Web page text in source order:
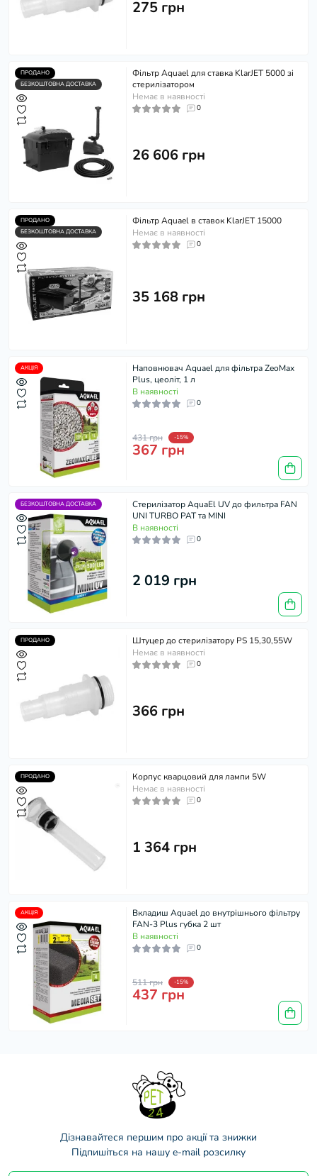
275 грн
ПРОДАНО
БЕЗКОШТОВНА ДОСТАВКА
Фільтр Aquael для ставка KlarJET 5000 зі
стерилізатором
Немає в наявності
0
26 606 грн
ПРОДАНО
БЕЗКОШТОВНА ДОСТАВКА
Фільтр Aquael в ставок KlarJET 15000
Немає в наявності
0
35 168 грн
АКЦІЯ
Наповнювач Aquael для фільтра ZeoMax
Plus, цеоліт, 1 л
В наявності
0
431 грн -15%
367 грн
БЕЗКОШТОВНА ДОСТАВКА
Стерилізатор AquaEl UV до фильтра FAN
UNI TURBO PAT та MINI
В наявності
0
2 019 грн
ПРОДАНО
Штуцер до стерилізатору PS 15,30,55W
Немає в наявності
0
366 грн
ПРОДАНО
Корпус кварцовий для лампи 5W
Немає в наявності
0
1 364 грн
АКЦІЯ
Вкладиш Aquael до внутрішнього фільтру
FAN-3 Plus губка 2 шт
В наявності
0
511 грн -15%
437 грн
Дізнавайтеся першим про акції та знижки
Підпишіться на нашу e-mail розсилку